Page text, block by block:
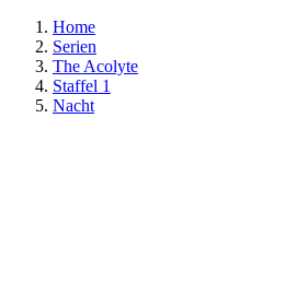
Home
Serien
The Acolyte
Staffel 1
Nacht